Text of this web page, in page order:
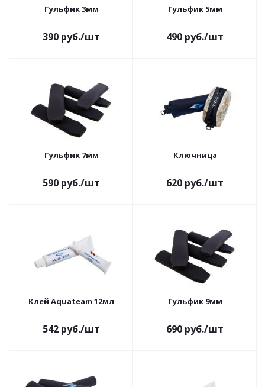
Гульфик 3мм
390 руб./шт
Гульфик 5мм
490 руб./шт
Гульфик 7мм
590 руб./шт
Ключница
620 руб./шт
Клей Aquateam 12мл
542 руб./шт
Гульфик 9мм
690 руб./шт